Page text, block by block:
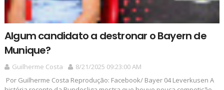
Algum candidato a destronar o Bayern de
Munique?
Guilherme Costa
8/21/2025 09:23:00 AM
Por Guilherme Costa Reprodução: Facebook/ Bayer 04 Leverkusen A